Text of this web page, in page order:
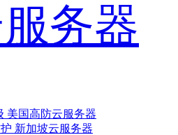
务器
美国高防云服务器
新加坡云服务器